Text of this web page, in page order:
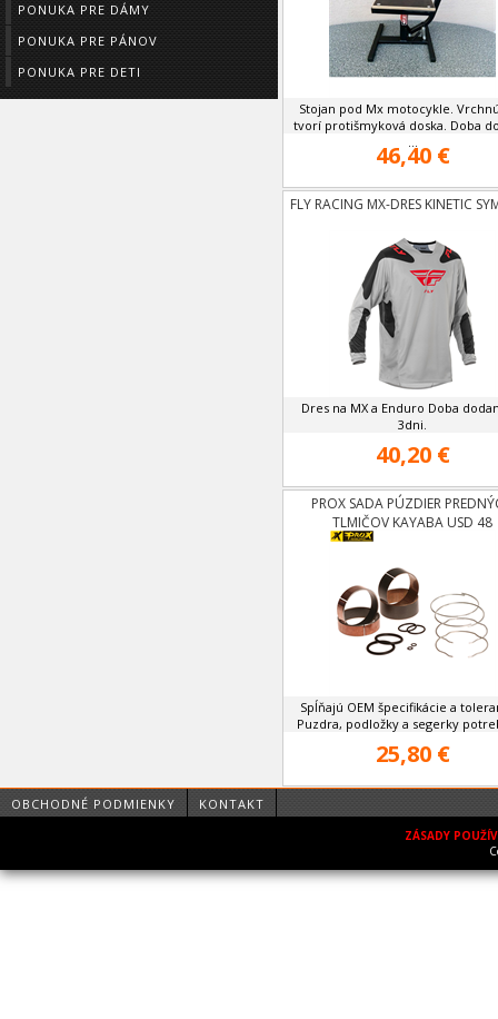
PONUKA PRE DÁMY
PONUKA PRE PÁNOV
PONUKA PRE DETI
Stojan pod Mx motocykle.
tvorí protišmyková doska. Doba
...
46,40 €
FLY RACING MX-DRES KINETIC
Dres na MX a Enduro Doba
3dni.
40,20 €
PROX SADA PÚZDIER
TLMIČOV KAYABA USD 48
Spĺňajú OEM špecifikácie a
Puzdra, podložky a segerky
25,80 €
OBCHODNÉ PODMIENKY KONTAKT
ZÁSADY